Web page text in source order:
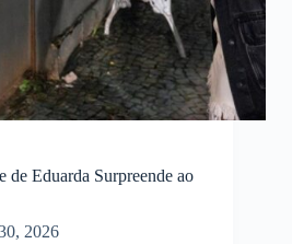
de Eduarda Surpreende ao
2026